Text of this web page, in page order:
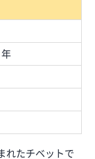
れたチベットで